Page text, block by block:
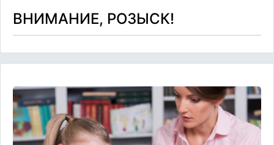
ВНИМАНИЕ, РОЗЫСК!